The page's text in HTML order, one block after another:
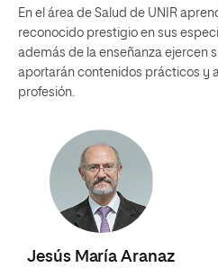
En el área de Salud de UNIR
reconocido prestigio en sus
además de la enseñanza ejercen
aportarán contenidos prácticos y
profesión.
Jesús María Aranaz